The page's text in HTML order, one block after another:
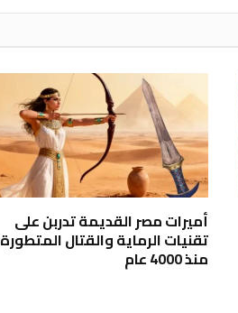
أميرات مصر القديمة تدربن على
تقنيات الرماية والقتال المتطورة
منذ 4000 عام